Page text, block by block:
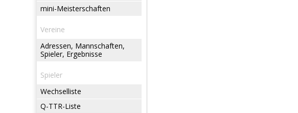
mini-Meisterschaften
Vereine
Adressen, Mannschaften,
Spieler, Ergebnisse
Spieler
Wechselliste
Q-TTR-Liste